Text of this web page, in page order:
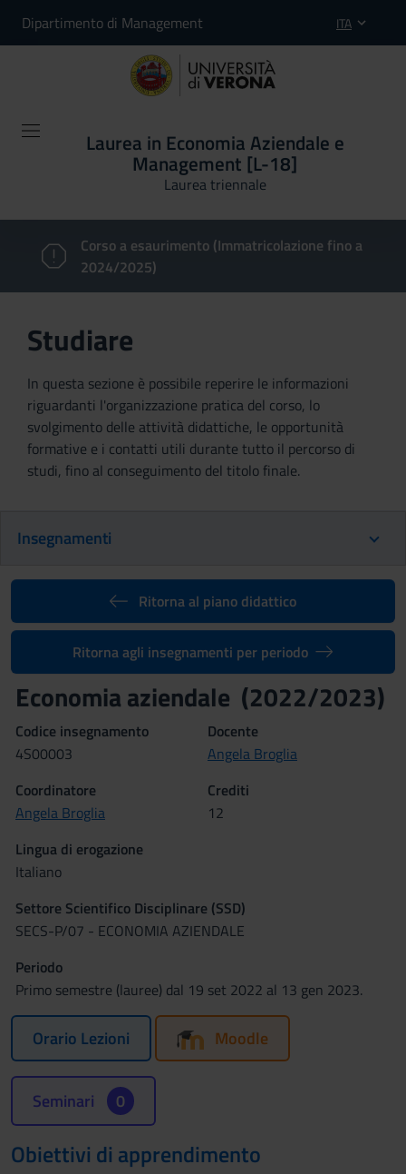
Dipartimento di Management ITA
Laurea in Economia Aziendale e
Management [L-18]
Laurea triennale
Corso a esaurimento (Immatricolazione fino a
2024/2025)
Studiare
In questa sezione è possibile reperire le informazioni
riguardanti l'organizzazione pratica del corso, lo
svolgimento delle attività didattiche, le opportunità
formative e i contatti utili durante tutto il percorso di
studi, fino al conseguimento del titolo finale.
Insegnamenti
Ritorna al piano didattico
Ritorna agli insegnamenti per periodo
Economia aziendale (2022/2023)
Codice insegnamento
4S00003
Docente
Angela Broglia
Coordinatore
Angela Broglia
Crediti
12
Lingua di erogazione
Italiano
Settore Scientifico Disciplinare (SSD)
SECS-P/07 - ECONOMIA AZIENDALE
Periodo
Primo semestre (lauree) dal 19 set 2022 al 13 gen 2023.
Orario Lezioni Moodle
Seminari 0
Obiettivi di apprendimento